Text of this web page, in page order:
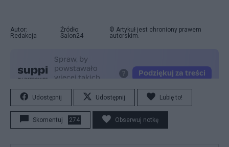
Autor:
Redakcja
Źródło:
Salon24
© Artykuł jest chroniony prawem
autorskim.
Udostępnij Udostępnij Lubię to!
Skomentuj 274 Obserwuj notkę